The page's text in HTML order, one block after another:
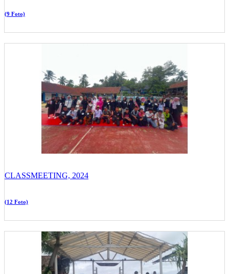
(9 Foto)
CLASSMEETING, 2024
(12 Foto)